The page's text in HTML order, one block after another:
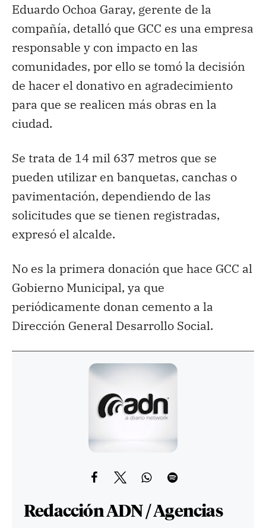
Eduardo Ochoa Garay, gerente de la
compañía, detalló que GCC es una empresa
responsable y con impacto en las
comunidades, por ello se tomó la decisión
de hacer el donativo en agradecimiento
para que se realicen más obras en la
ciudad.
Se trata de 14 mil 637 metros que se
pueden utilizar en banquetas, canchas o
pavimentación, dependiendo de las
solicitudes que se tienen registradas,
expresó el alcalde.
No es la primera donación que hace GCC al
Gobierno Municipal, ya que
periódicamente donan cemento a la
Dirección General Desarrollo Social.
Redacción ADN / Agencias